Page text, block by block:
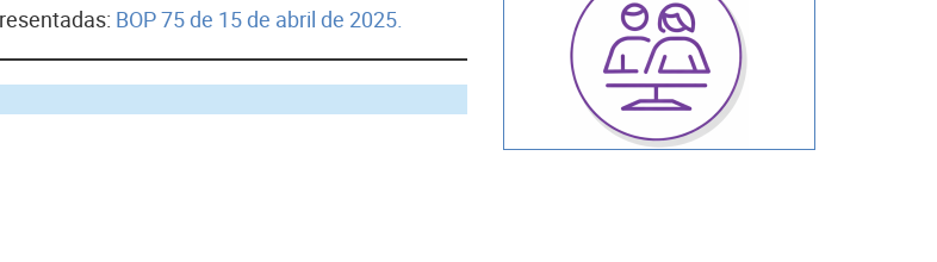
BOP 75 de 15 de abril de 2025.